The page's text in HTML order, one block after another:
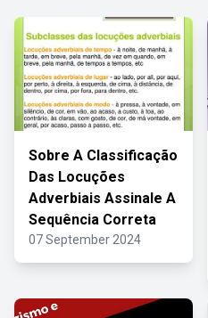
Sobre A Classificação
Das Locuções
Adverbiais Assinale A
Sequência Correta
07 September 2024